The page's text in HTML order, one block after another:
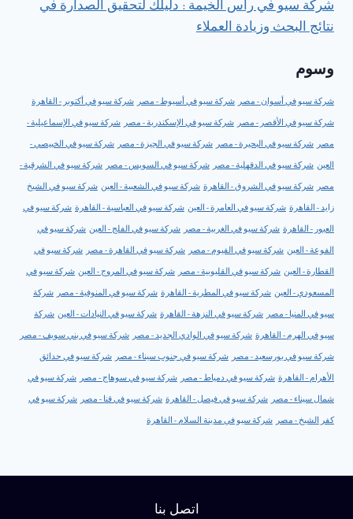
شركة سيو في راس الخيمة : دليلك لتحقيق الصدارة في
نتائج البحث وزيادة العملاء
وسوم
شركة سيو في أسوان - مصر شركة سيو في أسيوط - مصر شركة سيو في أكتوبر - القاهرة
شركة سيو في الأقصر - مصر شركة سيو في الإسكندرية - مصر شركة سيو في الإسماعيلية -
مصر شركة سيو في البحيرة - مصر شركة سيو في الجيزة - مصر شركة سيو في الخبيصي -
العين شركة سيو في الدقهلية - مصر شركة سيو في السويس - مصر شركة سيو في الشرقية -
مصر شركة سيو في الشروق - القاهرة شركة سيو في الشعبية - العين شركة سيو في الشيخ
زايد - القاهرة شركة سيو في العامرة - العين شركة سيو في العباسية - القاهرة شركة سيو في
العبور - القاهرة شركة سيو في الغربية - مصر شركة سيو في الفلج - العين شركة سيو في
الفوعة - العين شركة سيو في الفيوم - مصر شركة سيو في القاهرة - مصر شركة سيو في
القطارة - العين شركة سيو في القليوبية - مصر شركة سيو في المروج - العين شركة سيو في
المسعودي - العين شركة سيو في المطرية - القاهرة شركة سيو في المنوفية - مصر شركة
سيو في المنيا - مصر شركة سيو في النزهة - القاهرة شركة سيو في النيادات - العين شركة
سيو في الهرم - القاهرة شركة سيو في الوادي الجديد - مصر شركة سيو في بني سويف - مصر
شركة سيو في بورسعيد - مصر شركة سيو في جنوب سيناء - مصر شركة سيو في حدائق
الأهرام - القاهرة شركة سيو في دمياط - مصر شركة سيو في سوهاج - مصر شركة سيو في
شمال سيناء - مصر شركة سيو في فيصل - القاهرة شركة سيو في قنا - مصر شركة سيو في
كفر الشيخ - مصر شركة سيو في مدينة السلام - القاهرة
اتصل بنا